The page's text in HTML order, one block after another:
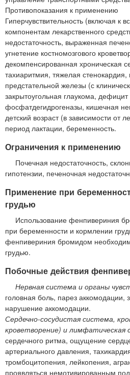
Противопоказания к применению
Гиперчувствительность (включая к
компонентам лекарственного
недостаточность, выраженная
угнетение костномозгового
декомпенсированная хроническая
тахиаритмия, тяжелая стенокардия,
предстательной железы (с
закрытоугольная глаукома, дефицит
фосфатдегидрогеназы, кишечная
детский возраст (в зависимости от
период лактации, беременность.
Ограничения к применению
Почечная недостаточность,
гипотензии, печеночная
Применение при
грудью
Использование фенпивериния
при беременности и кормлении
фенпивериния бромидом
грудью.
Побочные действия
Нервная система и органы
головная боль, парез аккомодации,
нарушение аккомодации.
Сердечно-сосудистая система,
кроветворение) и лимфатическая
сердечного ритма, ощущение
артериального давления,
тромбоцитопения, лейкопения,
проявляться немотивированным